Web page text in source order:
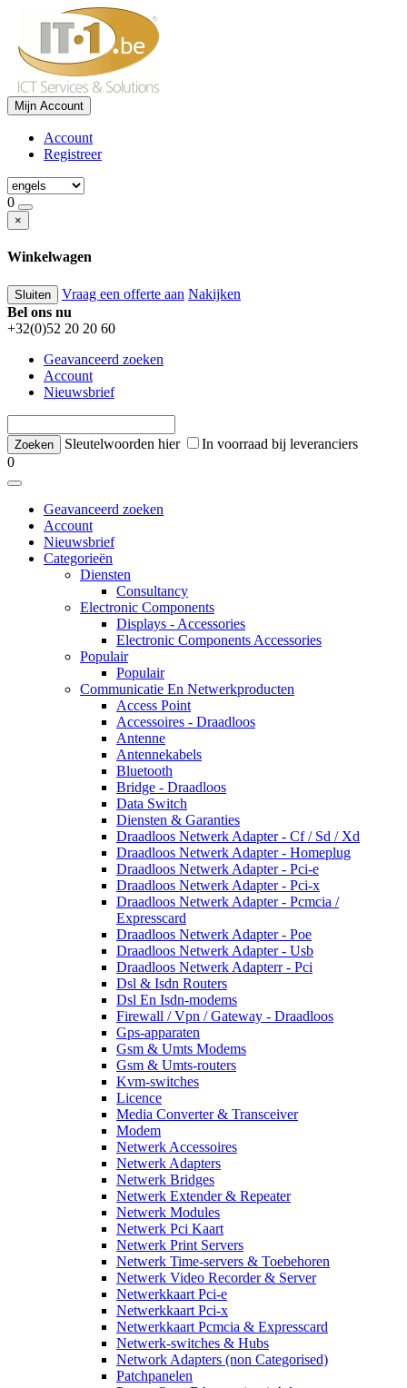
Mijn Account
Account
Registreer
0
×
Winkelwagen
Sluiten Vraag een offerte aan Nakijken
Bel ons nu
+32(0)52 20 20 60
Geavanceerd zoeken
Account
Nieuwsbrief
Sleutelwoorden hier
In voorraad bij leveranciers
0
Geavanceerd zoeken
Account
Nieuwsbrief
Categorieën
Diensten
Consultancy
Electronic Components
Displays - Accessories
Electronic Components Accessories
Populair
Populair
Communicatie En Netwerkproducten
Access Point
Accessoires - Draadloos
Antenne
Antennekabels
Bluetooth
Bridge - Draadloos
Data Switch
Diensten & Garanties
Draadloos Netwerk Adapter - Cf / Sd / Xd
Draadloos Netwerk Adapter - Homeplug
Draadloos Netwerk Adapter - Pci-e
Draadloos Netwerk Adapter - Pci-x
Draadloos Netwerk Adapter - Pcmcia /
Expresscard
Draadloos Netwerk Adapter - Poe
Draadloos Netwerk Adapter - Usb
Draadloos Netwerk Adapterr - Pci
Dsl & Isdn Routers
Dsl En Isdn-modems
Firewall / Vpn / Gateway - Draadloos
Gps-apparaten
Gsm & Umts Modems
Gsm & Umts-routers
Kvm-switches
Licence
Media Converter & Transceiver
Modem
Netwerk Accessoires
Netwerk Adapters
Netwerk Bridges
Netwerk Extender & Repeater
Netwerk Modules
Netwerk Pci Kaart
Netwerk Print Servers
Netwerk Time-servers & Toebehoren
Netwerk Video Recorder & Server
Netwerkkaart Pci-e
Netwerkkaart Pci-x
Netwerkkaart Pcmcia & Expresscard
Netwerk-switches & Hubs
Network Adapters (non Categorised)
Patchpanelen